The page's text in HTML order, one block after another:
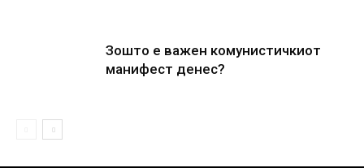
Зошто е важен комунистичкиот
манифест денес?